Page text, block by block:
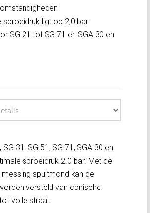
sproeidruk ligt op 2,0 bar
SG 21 tot SG 71 en SGA 30 en
31, SG 51, SG 71, SGA 30 en
sproeidruk 2.0 bar. Met de
spuitmond kan de
versteld van conische
volle straal.